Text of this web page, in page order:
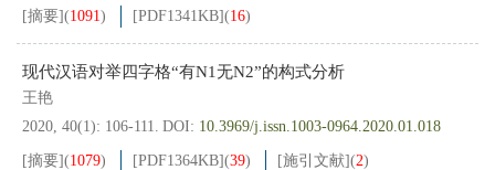
[摘要](1091) [PDF1341KB](16)
现代汉语对举四字格“有N1无N2”的构式分析
王艳
2020, 40(1): 106-111. DOI: 10.3969/j.issn.1003-0964.2020.01.018
[摘要](1079) [PDF1364KB](39) [施引文献](2)